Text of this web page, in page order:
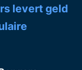
levert geld